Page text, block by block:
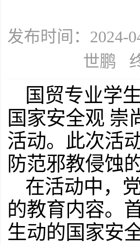
发布时间：2024-
世鹏
国贸专业学
国家安全观 崇
活动。此次活
防范邪教侵蚀
在活动中，
的教育内容。
生动的国家安